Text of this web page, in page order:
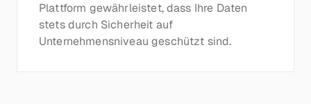
Plattform gewährleistet, dass Ihre Daten
stets durch Sicherheit auf
Unternehmensniveau geschützt sind.